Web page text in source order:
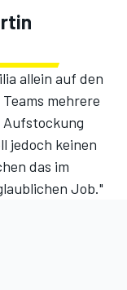
allein auf den
mehrere
Aufstockung
jedoch keinen
das im
Job."